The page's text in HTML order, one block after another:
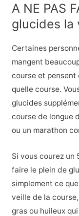
A NE PAS
glucides la
Certaines
mangent
course et pensent
quelle course.
glucides
course de longue
ou un marathon
Si vous courez un
faire le plein de
simplement ce
veille de la
gras ou huileux